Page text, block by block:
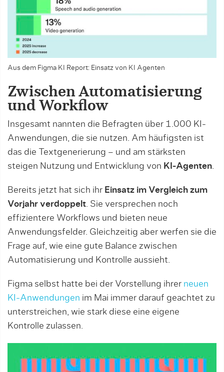
Aus dem Figma KI Report: Einsatz von KI Agenten
Zwischen Automatisierung
und Workflow
Insgesamt nannten die Befragten über 1.000 KI-
Anwendungen, die sie nutzen. Am häufigsten ist
das die Textgenerierung – und am stärksten
steigen Nutzung und Entwicklung von KI-Agenten.
Bereits jetzt hat sich ihr Einsatz im Vergleich zum
Vorjahr verdoppelt. Sie versprechen noch
effizientere Workflows und bieten neue
Anwendungsfelder. Gleichzeitig aber werfen sie die
Frage auf, wie eine gute Balance zwischen
Automatisierung und Kontrolle aussieht.
Figma selbst hatte bei der Vorstellung ihrer neuen
KI-Anwendungen im Mai immer darauf geachtet zu
unterstreichen, wie stark diese eine eigene
Kontrolle zulassen.